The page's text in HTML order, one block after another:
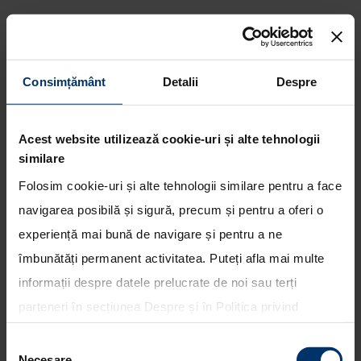
Consimțământ Detalii Despre
Acest website utilizează cookie-uri și alte tehnologii
similare
Folosim cookie-uri și alte tehnologii similare pentru a face
navigarea posibilă și sigură, precum și pentru a oferi o
experiență mai bună de navigare și pentru a ne
îmbunătăți permanent activitatea. Puteți afla mai multe
informații despre datele prelucrate de noi sau terți
parteneri în secțiunea Despre și în Politica privind
toate cookie-urile, una sau mai multe categorii sau să
Hyundai Motorsport va lua
startul in Raliul Spaniei,
penultima etapa din
Campionatul Mondial FIA WRC